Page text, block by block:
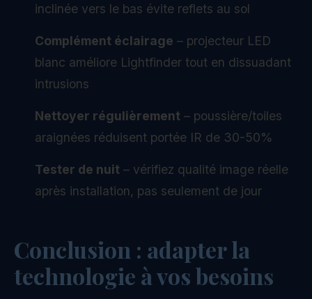
inclinée vers le bas évite reflets au sol
Complément éclairage – projecteur LED
blanc améliore Lightfinder tout en dissuadant
intrusions
Nettoyer régulièrement – poussière/toiles
araignées réduisent portée IR de 30-50%
Tester de nuit – vérifiez qualité image réelle
après installation, pas seulement de jour
Conclusion : adapter la
technologie à vos besoins